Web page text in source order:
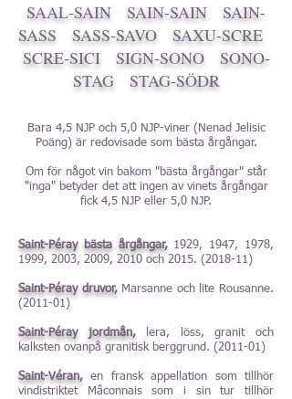
SAAL-SAIN
SAIN-SAIN
SAIN-
SASS
SASS-SAVO
SAXU-SCRE
SCRE-SICI
SIGN-SONO
SONO-
STAG
STAG-SÖDR
Bara 4,5 NJP och 5,0 NJP-viner (Nenad Jelisic
Poäng) är redovisade som bästa årgångar.
Om för något vin bakom "bästa årgångar" står
"inga" betyder det att ingen av vinets årgångar
fick 4,5 NJP eller 5,0 NJP.
Saint-Péray bästa årgångar,1929, 1947, 1978,
1999, 2003, 2009, 2010 och 2015. (2018-11)
Saint-Péray druvor,Marsanne och lite Rousanne.
(2011-01)
Saint-Péray jordmån,lera, löss, granit och
kalksten ovanpå granitisk berggrund. (2011-01)
Saint-Véran, en fransk appellation som tillhör
vindistriktet Mâconnais som i sin tur tillhör